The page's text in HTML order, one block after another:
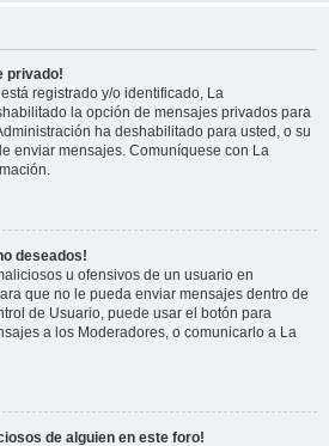
privado!
registrado y/o identificado, La
la opción de mensajes privados para
ha deshabilitado para usted, o su
enviar mensajes. Comuníquese con La
deseados!
u ofensivos de un usuario en
que no le pueda enviar mensajes dentro de
de Usuario, puede usar el botón para
a los Moderadores, o comunicarlo a La
de alguien en este foro!